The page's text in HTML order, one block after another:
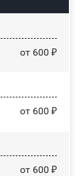
от 600 ₽
от 600 ₽
от 600 ₽